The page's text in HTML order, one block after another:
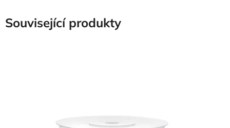
Související produkty